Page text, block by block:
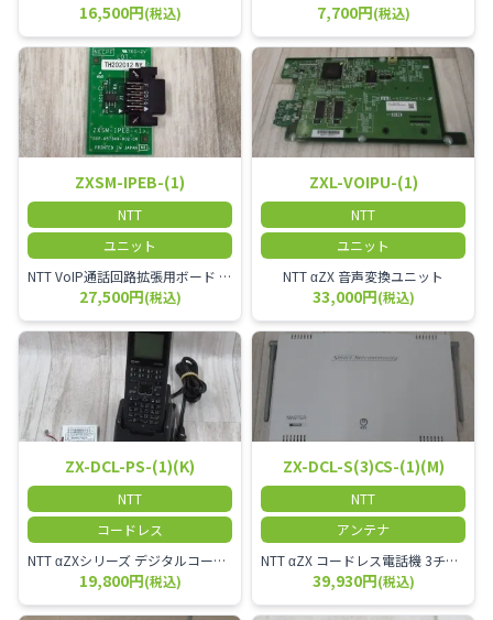
16,500円(税込) 7,700円(税込)
ZXSM-IPEB-(1)
NTT
ユニット
NTT VoIP通話回路拡張用ボード ZXSM－IP内線ボード－「1」
27,500円(税込)
ZXL-VOIPU-(1)
NTT
ユニット
NTT αZX 音声変換ユニット
33,000円(税込)
ZX-DCL-PS-(1)(K)
NTT
コードレス
NTT αZXシリーズ デジタルコードレス電話機（黒） 倉庫や工場など、オフィスから離れて仕事をする方に適しています。 コードレス単体では使用できないので、別途、専用の主装置及びアンテナが必要です。
19,800円(税込)
ZX-DCL-S(3)CS-(1)(M)
NTT
アンテナ
NTT αZX コードレス電話機 3チャンネル用 接続装置 マスター デジタルコードレス（ZX-DCL-PS等）の専用管理用アンテナです。
39,930円(税込)